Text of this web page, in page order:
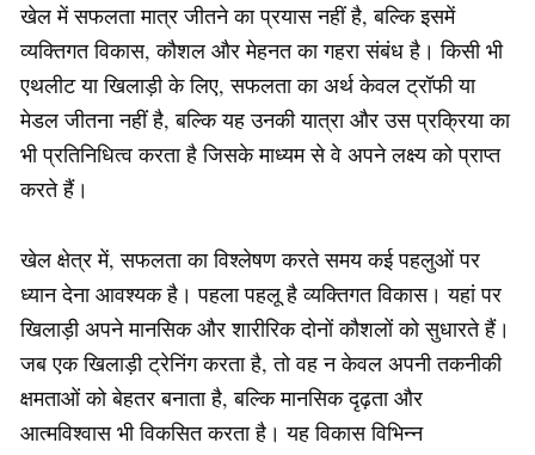
खेल में सफलता मात्र जीतने का प्रयास नहीं है, बल्कि इसमें
व्यक्तिगत विकास, कौशल और मेहनत का गहरा संबंध है। किसी भी
एथलीट या खिलाड़ी के लिए, सफलता का अर्थ केवल ट्रॉफी या
मेडल जीतना नहीं है, बल्कि यह उनकी यात्रा और उस प्रक्रिया का
भी प्रतिनिधित्व करता है जिसके माध्यम से वे अपने लक्ष्य को प्राप्त
करते हैं।
खेल क्षेत्र में, सफलता का विश्लेषण करते समय कई पहलुओं पर
ध्यान देना आवश्यक है। पहला पहलू है व्यक्तिगत विकास। यहां पर
खिलाड़ी अपने मानसिक और शारीरिक दोनों कौशलों को सुधारते हैं।
जब एक खिलाड़ी ट्रेनिंग करता है, तो वह न केवल अपनी तकनीकी
क्षमताओं को बेहतर बनाता है, बल्कि मानसिक दृढ़ता और
आत्मविश्वास भी विकसित करता है। यह विकास विभिन्न